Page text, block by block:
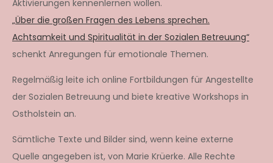
Aktivierungen kennenlernen wollen.
„Über die großen Fragen des Lebens sprechen.
Achtsamkeit und Spiritualität in der Sozialen Betreuung“
schenkt Anregungen für emotionale Themen.
Regelmäßig leite ich online Fortbildungen für Angestellte
der Sozialen Betreuung und biete kreative Workshops in
Ostholstein an.
Sämtliche Texte und Bilder sind, wenn keine externe
Quelle angegeben ist, von Marie Krüerke. Alle Rechte